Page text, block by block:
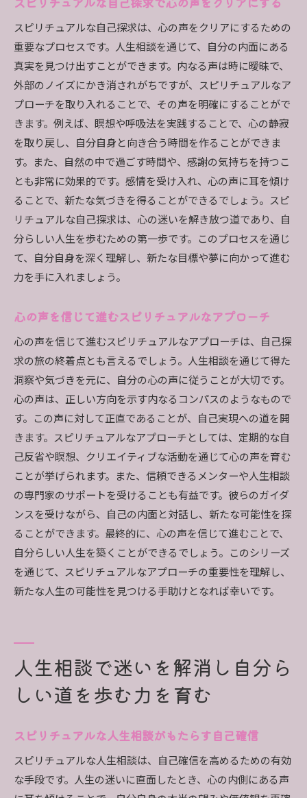
スピリチュアルな自己探求は、心の声をクリアにするための
重要なプロセスです。人生相談を通じて、自分の内面にある
真実を見つけ出すことができます。内なる声は時に曖昧で、
外部のノイズにかき消されがちですが、スピリチュアルなア
プローチを取り入れることで、その声を明確にすることがで
きます。例えば、瞑想や呼吸法を実践することで、心の静寂
を取り戻し、自分自身と向き合う時間を作ることができま
す。また、自然の中で過ごす時間や、感謝の気持ちを持つこ
とも非常に効果的です。感情を受け入れ、心の声に耳を傾け
ることで、新たな気づきを得ることができるでしょう。スピ
リチュアルな自己探求は、心の迷いを解き放つ道であり、自
分らしい人生を歩むための第一歩です。このプロセスを通じ
て、自分自身を深く理解し、新たな目標や夢に向かって進む
力を手に入れましょう。
心の声を信じて進むスピリチュアルなアプローチ
心の声を信じて進むスピリチュアルなアプローチは、自己探
求の旅の終着点とも言えるでしょう。人生相談を通じて得た
洞察や気づきを元に、自分の心の声に従うことが大切です。
心の声は、正しい方向を示す内なるコンパスのようなもので
す。この声に対して正直であることが、自己実現への道を開
きます。スピリチュアルなアプローチとしては、定期的な自
己反省や瞑想、クリエイティブな活動を通じて心の声を育む
ことが挙げられます。また、信頼できるメンターや人生相談
の専門家のサポートを受けることも有益です。彼らのガイダ
ンスを受けながら、自己の内面と対話し、新たな可能性を探
ることができます。最終的に、心の声を信じて進むことで、
自分らしい人生を築くことができるでしょう。このシリーズ
を通じて、スピリチュアルなアプローチの重要性を理解し、
新たな人生の可能性を見つける手助けとなれば幸いです。
人生相談で迷いを解消し自分ら
しい道を歩む力を育む
スピリチュアルな人生相談がもたらす自己確信
スピリチュアルな人生相談は、自己確信を高めるための有効
な手段です。人生の迷いに直面したとき、心の内側にある声